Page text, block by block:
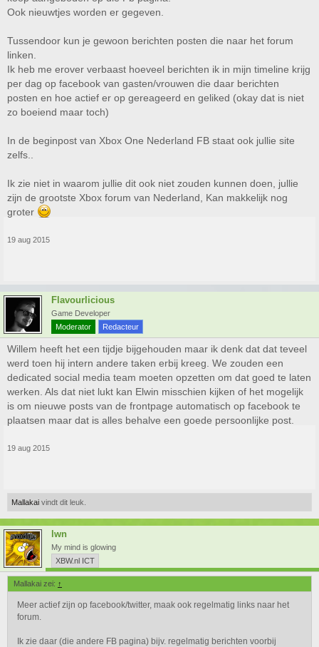
Ook nieuwtjes worden er gegeven.
Tussendoor kun je gewoon berichten posten die naar het forum
linken.
Ik heb me erover verbaast hoeveel berichten ik in mijn timeline krijg
per dag op facebook van gasten/vrouwen die daar berichten
posten en hoe actief er op gereageerd en geliked (okay dat is niet
zo boeiend maar toch)
In de beginpost van Xbox One Nederland FB staat ook jullie site
zelfs..
Ik zie niet in waarom jullie dit ook niet zouden kunnen doen, jullie
zijn de grootste Xbox forum van Nederland, Kan makkelijk nog
groter
19 aug 2015
Flavourlicious
Game Developer
Moderator
Redacteur
Willem heeft het een tijdje bijgehouden maar ik denk dat dat teveel
werd toen hij intern andere taken erbij kreeg. We zouden een
dedicated social media team moeten opzetten om dat goed te laten
werken. Als dat niet lukt kan Elwin misschien kijken of het mogelijk
is om nieuwe posts van de frontpage automatisch op facebook te
plaatsen maar dat is alles behalve een goede persoonlijke post.
19 aug 2015
Mallakai vindt dit leuk.
lwn
My mind is glowing
XBW.nl ICT
Mallakai zei: ↑
Meer actief zijn op facebook/twitter, maak ook regelmatig links naar het
forum.
Ik zie daar (die andere FB pagina) bijv. regelmatig berichten voorbij